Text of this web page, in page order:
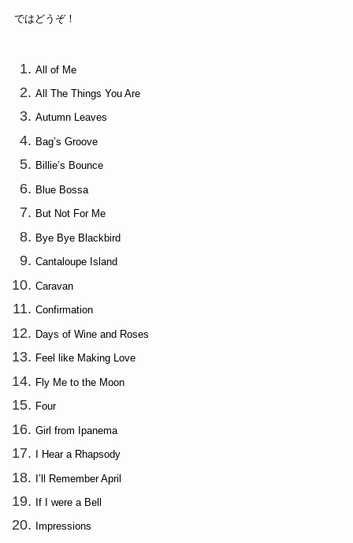
ではどうぞ！
All of Me
All The Things You Are
Autumn Leaves
Bag’s Groove
Billie’s Bounce
Blue Bossa
But Not For Me
Bye Bye Blackbird
Cantaloupe Island
Caravan
Confirmation
Days of Wine and Roses
Feel like Making Love
Fly Me to the Moon
Four
Girl from Ipanema
I Hear a Rhapsody
I’ll Remember April
If I were a Bell
Impressions